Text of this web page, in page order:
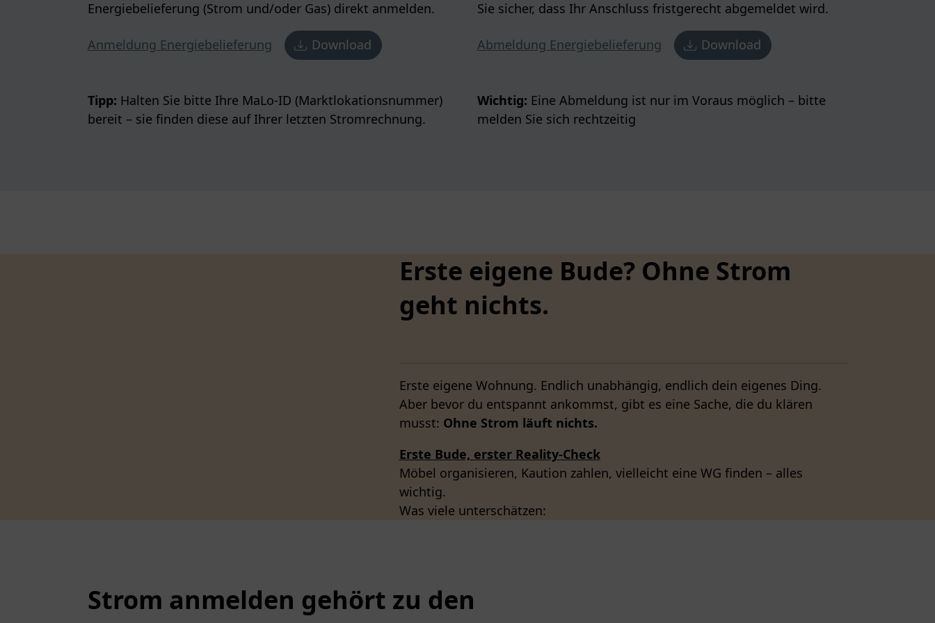
Energiebelieferung (Strom und/oder Gas) direkt anmelden.
Anmeldung Energiebelieferung Download
Tipp: Halten Sie bitte Ihre MaLo-ID (Marktlokationsnummer)
bereit – sie finden diese auf Ihrer letzten Stromrechnung.
Sie sicher, dass Ihr Anschluss fristgerecht abgemeldet wird.
Abmeldung Energiebelieferung Download
Wichtig: Eine Abmeldung ist nur im Voraus möglich – bitte
melden Sie sich rechtzeitig
Erste eigene Bude? Ohne Strom
geht nichts.
Erste eigene Wohnung. Endlich unabhängig, endlich dein eigenes Ding.
Aber bevor du entspannt ankommst, gibt es eine Sache, die du klären
musst: Ohne Strom läuft nichts.
Erste Bude, erster Reality-Check
Möbel organisieren, Kaution zahlen, vielleicht eine WG finden – alles
wichtig.
Was viele unterschätzen:
Strom anmelden gehört zu den